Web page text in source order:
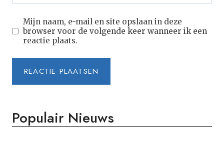
Mijn naam, e-mail en site opslaan in deze
browser voor de volgende keer wanneer ik een
reactie plaats.
Populair Nieuws